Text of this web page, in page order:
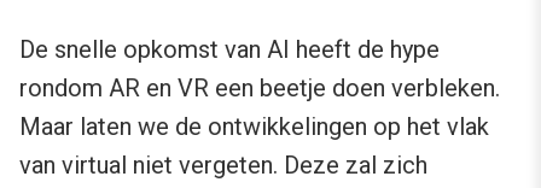
De snelle opkomst van AI heeft de hype
rondom AR en VR een beetje doen verbleken.
Maar laten we de ontwikkelingen op het vlak
van virtual niet vergeten. Deze zal zich